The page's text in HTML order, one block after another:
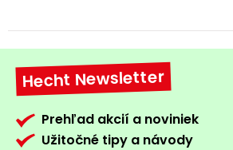
Hecht Newsletter
Prehľad akcií a noviniek
Užitočné tipy a návody